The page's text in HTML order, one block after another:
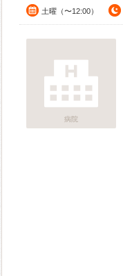
土曜（〜12:00）
病院